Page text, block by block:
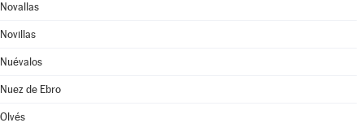
Novallas
Novillas
Nuévalos
Nuez de Ebro
Olvés